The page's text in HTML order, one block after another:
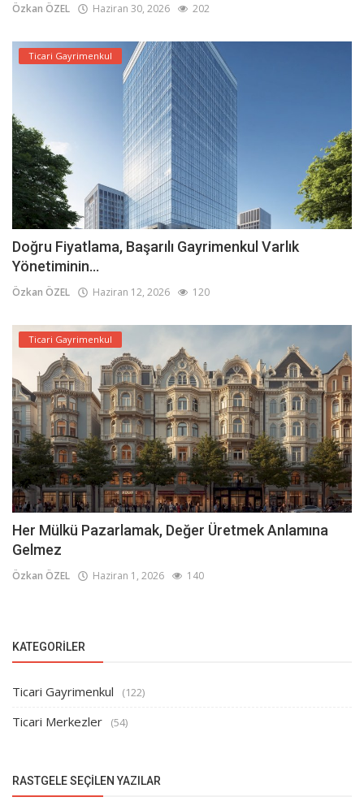
Özkan ÖZEL Haziran 30, 2026 202
Ticari Gayrimenkul
Doğru Fiyatlama, Başarılı Gayrimenkul Varlık
Yönetiminin...
Özkan ÖZEL Haziran 12, 2026 120
Ticari Gayrimenkul
Her Mülkü Pazarlamak, Değer Üretmek Anlamına
Gelmez
Özkan ÖZEL Haziran 1, 2026 140
KATEGORILER
Ticari Gayrimenkul (122)
Ticari Merkezler (54)
RASTGELE SEÇILEN YAZILAR